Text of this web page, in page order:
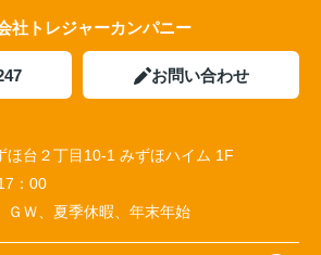
社トレジャーカンパニー
お問い合わせ
ほ台２丁目10-1 みずほハイム 1F
：00
ＧＷ、夏季休暇、年末年始